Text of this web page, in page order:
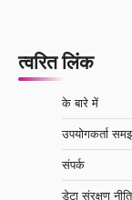
त्वरित लिंक
के बारे में
उपयोगकर्ता
संपर्क
डेटा संरक्षण नीति